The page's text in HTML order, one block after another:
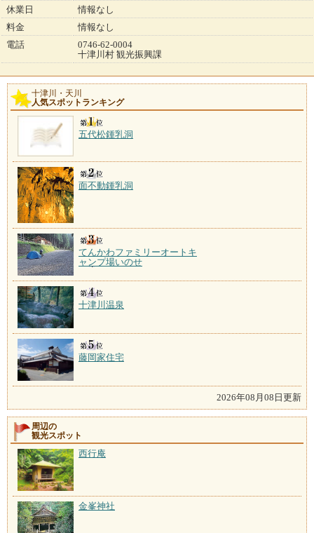
休業日
情報なし
料金
情報なし
電話
0746-62-0004
十津川村 観光振興課
十津川・天川
人気スポットランキング
五代松鍾乳洞
面不動鍾乳洞
てんかわファミリーオートキ
ャンプ場いのせ
十津川温泉
藤岡家住宅
2026年08月08日更新
周辺の
観光スポット
西行庵
金峯神社